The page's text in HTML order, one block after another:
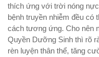
thích ứng với trời nóng
bệnh truyền nhiễm đều có
cách tương ứng. Cho nên
Quyền Dưỡng Sinh thì rõ
rèn luyện thân thể, tăng